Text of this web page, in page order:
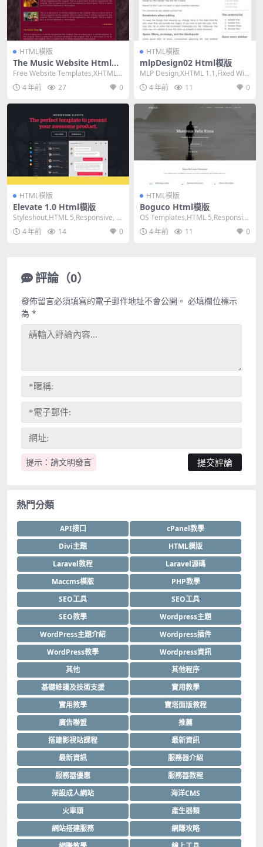
HTML模版
The Music Website Html模
版
Free Website Templates,XHTML
1.0 Strict,...
4 年前 27 0
HTML模版
mlpDesign02 Html模版
MLP Design,XHTML 1.1,Fixed Wid
th, 2 Colu...
4 年前 11 0
HTML模版
Elevate 1.0 Html模版
Styleshout,HTML 5,Responsive, M
ixed Colu...
4 年前 14 0
HTML模版
Boguco Html模版
OS Templates,HTML 5,Responsiv
e, 4 Column...
4 年前 11 0
評論（0）
提示：請文明發言
發佈留言必須填寫的電子郵件地址不會公開。 必填欄位標示
為 *
熱門分類
API接口
cPanel教學
Divi主題
HTML模版
Laravel教程
Laravel源碼
Maccms模版
PHP教學
SEO工具
SEO工具
SEO教學
Wordpress主題
WordPress主題介紹
Wordpress插件
WordPress教學
Wordpress資訊
其他
其他程序
基礎維護及技術支援
實用教學
實用教學
寶塔面版教程
廣告聯盟
推薦
搭建影視站課程
最新資訊
最新資訊
服務器介紹
服務器優惠
服務器教程
架設成人網站
海洋CMS
火車頭
產生器類
網站搭建服務
網賺攻略